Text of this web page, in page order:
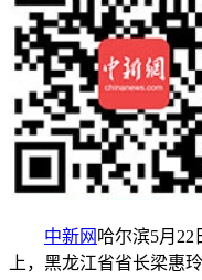
中新网 哈尔滨5月22
上，黑龙江省省长梁惠